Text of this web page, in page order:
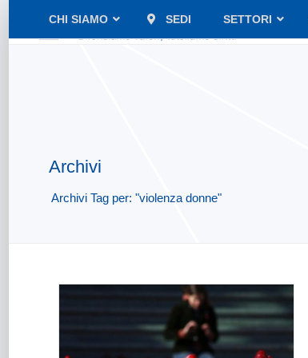
CHI SIAMO SEDI SETTORI
Archivi
Archivi Tag per: "violenza donne"